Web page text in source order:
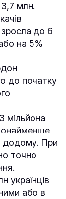
3,7 млн.
зросла до 6
на 5%
до початку
мільйона
додому. При
точно
​​українців
або в